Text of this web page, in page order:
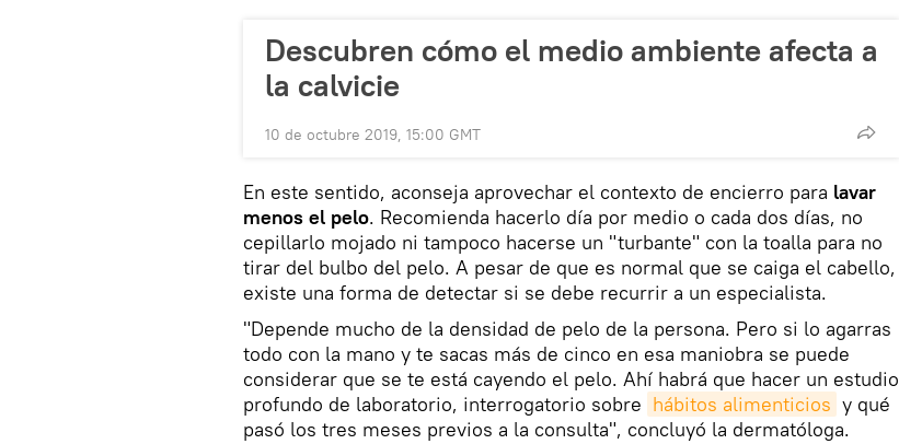
Descubren cómo el medio ambiente afecta a
la calvicie
10 de octubre 2019, 15:00 GMT
En este sentido, aconseja aprovechar el contexto de encierro para lavar
menos el pelo. Recomienda hacerlo día por medio o cada dos días, no
cepillarlo mojado ni tampoco hacerse un "turbante" con la toalla para no
tirar del bulbo del pelo. A pesar de que es normal que se caiga el cabello,
existe una forma de detectar si se debe recurrir a un especialista.
"Depende mucho de la densidad de pelo de la persona. Pero si lo agarras
todo con la mano y te sacas más de cinco en esa maniobra se puede
considerar que se te está cayendo el pelo. Ahí habrá que hacer un estudio
profundo de laboratorio, interrogatorio sobre hábitos alimenticios y qué
pasó los tres meses previos a la consulta", concluyó la dermatóloga.